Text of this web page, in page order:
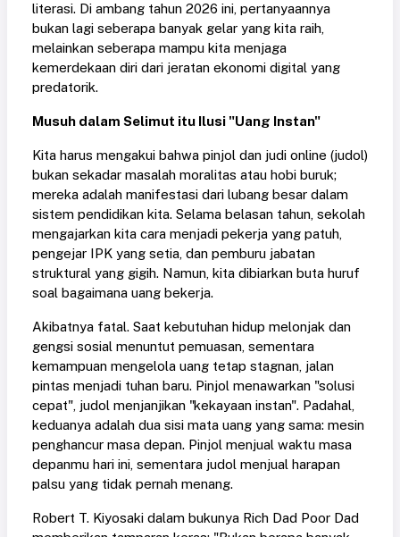
literasi. Di ambang tahun 2026 ini, pertanyaannya
bukan lagi seberapa banyak gelar yang kita raih,
melainkan seberapa mampu kita menjaga
kemerdekaan diri dari jeratan ekonomi digital yang
predatorik.
Musuh dalam Selimut itu Ilusi "Uang Instan"
Kita harus mengakui bahwa pinjol dan judi online (judol)
bukan sekadar masalah moralitas atau hobi buruk;
mereka adalah manifestasi dari lubang besar dalam
sistem pendidikan kita. Selama belasan tahun, sekolah
mengajarkan kita cara menjadi pekerja yang patuh,
pengejar IPK yang setia, dan pemburu jabatan
struktural yang gigih. Namun, kita dibiarkan buta huruf
soal bagaimana uang bekerja.
Akibatnya fatal. Saat kebutuhan hidup melonjak dan
gengsi sosial menuntut pemuasan, sementara
kemampuan mengelola uang tetap stagnan, jalan
pintas menjadi tuhan baru. Pinjol menawarkan "solusi
cepat", judol menjanjikan "kekayaan instan". Padahal,
keduanya adalah dua sisi mata uang yang sama: mesin
penghancur masa depan. Pinjol menjual waktu masa
depanmu hari ini, sementara judol menjual harapan
palsu yang tidak pernah menang.
Robert T. Kiyosaki dalam bukunya Rich Dad Poor Dad